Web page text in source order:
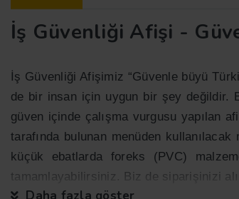
İş Güvenliği Afişi -
İş Güvenliği Afişimiz “Güvenle büyü
de bir insan için uygun bir şey değildir.
güven içinde çalışma vurgusu yapılan
tarafında bulunan menüden
küçük ebatlarda foreks (PVC)
tamamlayabilirsiniz. Biz de siparişinizi
Daha fazla göster